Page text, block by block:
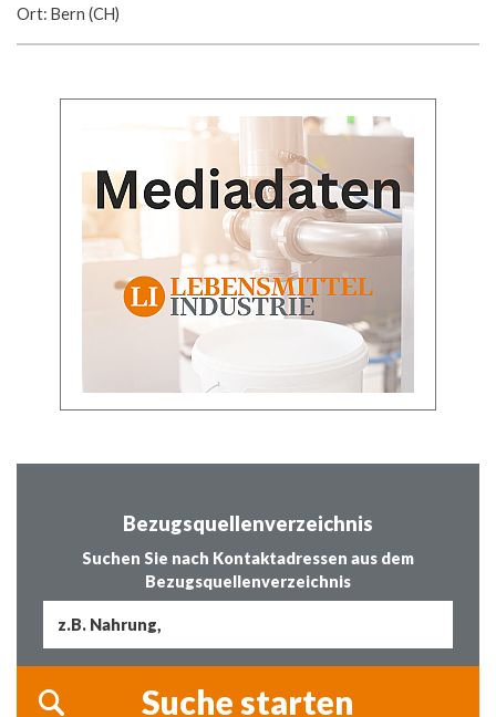
Ort: Bern (CH)
Bezugsquellenverzeichnis
Suchen Sie nach Kontaktadressen aus dem
Bezugsquellenverzeichnis